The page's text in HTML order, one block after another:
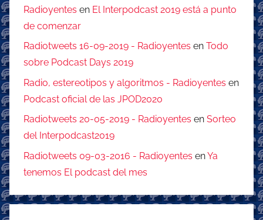
Radioyentes en El Interpodcast 2019 está a punto
de comenzar
Radiotweets 16-09-2019 - Radioyentes en Todo
sobre Podcast Days 2019
Radio, estereotipos y algoritmos - Radioyentes en
Podcast oficial de las JPOD2020
Radiotweets 20-05-2019 - Radioyentes en Sorteo
del Interpodcast2019
Radiotweets 09-03-2016 - Radioyentes enYa
tenemos El podcast del mes